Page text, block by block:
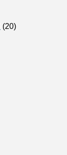
(20)